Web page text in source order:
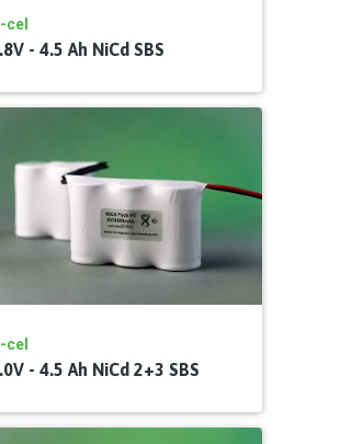
cel
- 4.5 Ah NiCd SBS
cel
- 4.5 Ah NiCd 2+3 SBS